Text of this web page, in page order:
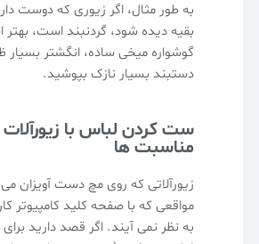
به طور مثال، اگر زیوری که دوست
بقیه دیده شود، گردنبند است،
گوشواره میخی ساده، انگشتر بسیار
دستبند بسیار نازک بپوشید.
ست کردن لباس با
مناسبت ها
زیورآلاتی که روی مچ دست آویزان
مواقعی که با صفحه کلید کامپیوتر
به نظر نمی آیند. اگر قصد دارید